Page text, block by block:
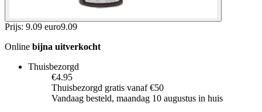
Prijs: 9.09 euro9.09
Online bijna uitverkocht
Thuisbezorgd
€4.95
Thuisbezorgd gratis vanaf €50
Vandaag besteld, maandag 10 augustus in huis